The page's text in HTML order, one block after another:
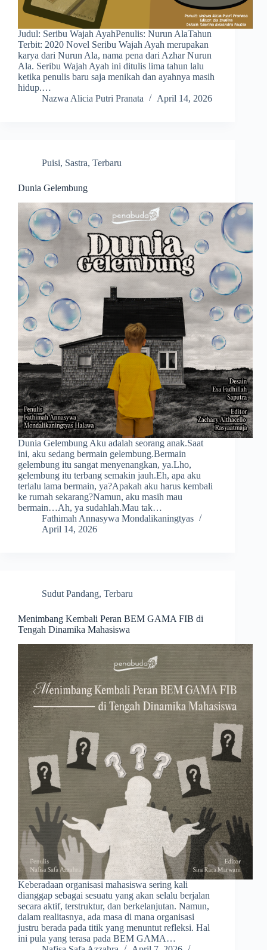
Judul: Seribu Wajah AyahPenulis: Nurun AlaTahun
Terbit: 2020 Novel Seribu Wajah Ayah merupakan
karya dari Nurun Ala, nama pena dari Azhar Nurun
Ala. Seribu Wajah Ayah ini ditulis lima tahun lalu
ketika penulis baru saja menikah dan ayahnya masih
hidup.…
Nazwa Alicia Putri Pranata
April 14, 2026
Puisi, Sastra, Terbaru
Dunia Gelembung
Dunia Gelembung Aku adalah seorang anak.Saat
ini, aku sedang bermain gelembung.Bermain
gelembung itu sangat menyenangkan, ya.Lho,
gelembung itu terbang semakin jauh.Eh, apa aku
terlalu lama bermain, ya?Apakah aku harus kembali
ke rumah sekarang?Namun, aku masih mau
bermain…Ah, ya sudahlah.Mau tak…
Fathimah Annasywa Mondalikaningtyas
April 14, 2026
Sudut Pandang, Terbaru
Menimbang Kembali Peran BEM GAMA FIB di
Tengah Dinamika Mahasiswa
Keberadaan organisasi mahasiswa sering kali
dianggap sebagai sesuatu yang akan selalu berjalan
secara aktif, terstruktur, dan berkelanjutan. Namun,
dalam realitasnya, ada masa di mana organisasi
justru berada pada titik yang menuntut refleksi. Hal
ini pula yang terasa pada BEM GAMA…